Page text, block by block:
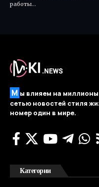
работы…
М ы влияем на
сетью новостей стиля
номер один в мире.
Категории